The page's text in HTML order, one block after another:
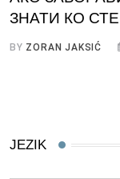
ЗНАТИ КО СТЕ
BY ZORAN JAKSIĆ
JEZIK